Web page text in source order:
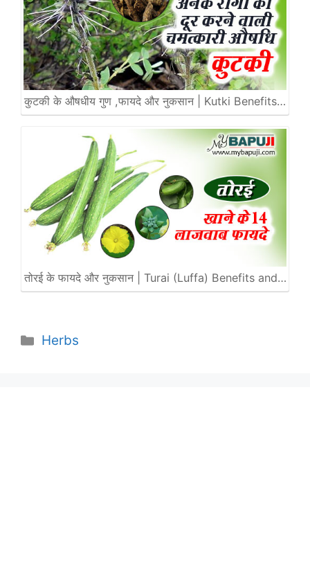
कुटकी के औषधीय गुण ,फायदे और नुकसान | Kutki Benefits…
तोरई के फायदे और नुकसान | Turai (Luffa) Benefits and…
Categories
Herbs